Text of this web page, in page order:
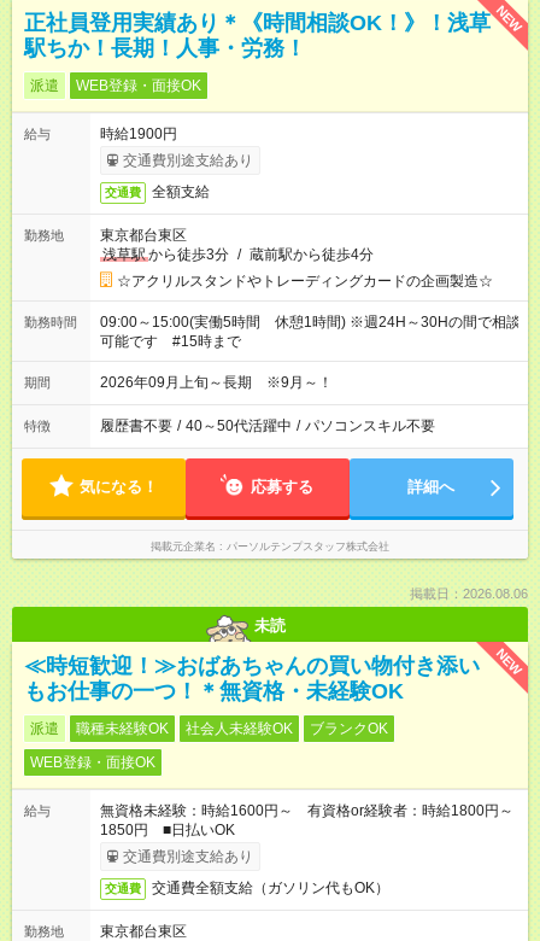
NEW
正社員登用実績あり＊《時間相談OK！》！浅草
駅ちか！長期！人事・労務！
派遣 WEB登録・面接OK
給与
時給1900円
交通費別途支給あり
交通費 全額支給
勤務地
東京都台東区
浅草駅から徒歩3分 / 蔵前駅から徒歩4分
☆アクリルスタンドやトレーディングカードの企画製造☆
勤務時間
09:00～15:00(実働5時間 休憩1時間) ※週24H～30Hの間で相談
可能です #15時まで
期間 2026年09月上旬～長期 ※9月～！
特徴 履歴書不要 / 40～50代活躍中 / パソコンスキル不要
気になる！ 応募する 詳細へ
掲載元企業名 パーソルテンプスタッフ株式会社
掲載日：2026.08.06
未読
NEW
≪時短歓迎！≫おばあちゃんの買い物付き添い
もお仕事の一つ！＊無資格・未経験OK
派遣 職種未経験OK 社会人未経験OK
ブランクOK
WEB登録・面接OK
給与
無資格未経験：時給1600円～ 有資格or経験者：時給1800円～
1850円 ■日払いOK
交通費別途支給あり
交通費 交通費全額支給（ガソリン代もOK）
勤務地
東京都台東区